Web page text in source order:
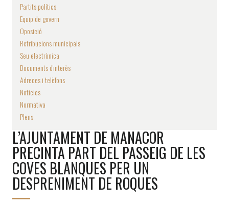
Partits polítics
Equip de govern
Oposició
Retribucions municipals
Seu electrònica
Documents d'interès
Adreces i telèfons
Notícies
Normativa
Plens
L’AJUNTAMENT DE MANACOR
PRECINTA PART DEL PASSEIG DE LES
COVES BLANQUES PER UN
DESPRENIMENT DE ROQUES